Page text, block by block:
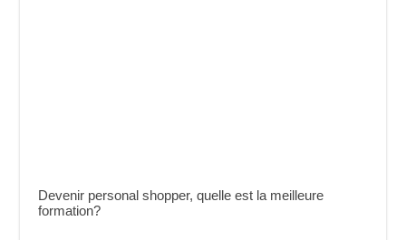
Devenir personal shopper, quelle est la meilleure
formation?